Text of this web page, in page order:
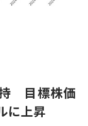
持 目標株価
に上昇